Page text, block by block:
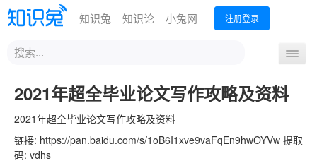
知识兔 知识论 小兔网 注册登录
站
内
索
导
首页 分享下载 办公技能 设计创作
运营营销
2021年超全毕业论文写作攻略及资料
2021年超全毕业论文写作攻略及资料
链接: https://pan.baidu.com/s/1oB6I1xve9vaFqEn9hwOYVw 提取
码: vdhs